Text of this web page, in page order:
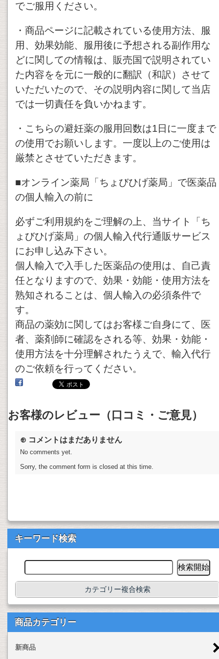
でご服用ください。
・商品ページに記載されている使用方法、服
用、効果効能、服用後に予想される副作用な
どに関しての情報は、販売国で説明されてい
た内容をを元に一般的に翻訳（和訳）させて
いただいたので、その説明内容に関して当店
では一切責任を負いかねます。
・こちらの避妊薬の服用回数は1日に一度まで
の使用でお願いします。一度以上のご使用は
厳禁とさせていただきます。
■オンライン薬局「ちょびひげ薬局」で医薬品
の個人輸入の前に
必ずご利用規約をご理解の上、当サイト「ち
ょびひげ薬局」の個人輸入代行通販サービス
にお申し込み下さい。
個人輸入で入手した医薬品の使用は、自己責
任となりますので、効果・効能・使用方法を
熟知されることは、個人輸入の必須条件で
す。
商品の薬効に関してはお客様ご自身にて、医
者、薬剤師に確認をされる等、効果・効能・
使用方法を十分理解されたうえで、輸入代行
のご依頼を行ってください。
お客様のレビュー（口コミ・ご意見）
⊕ コメントはまだありません
No comments yet.
Sorry, the comment form is closed at this time.
キーワード検索
カテゴリー複合検索
商品カテゴリー
新商品